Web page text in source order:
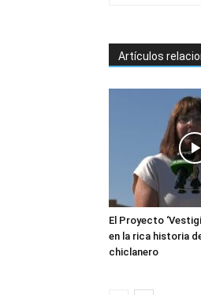
Artículos
El Proyecto
en la rica historia
chiclanero